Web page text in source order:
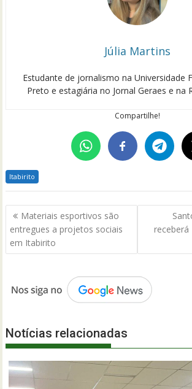
Júlia Martins
Estudante de jornalismo na Universidade
Preto e estagiária no Jornal Geraes e na
Compartilhe!
Itabirito
Navegação
de
Post
Materiais esportivos são
entregues a projetos sociais
em Itabirito
receberá
Notícias relacionadas